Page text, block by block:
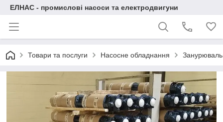
ЕЛНАС - промислові насоси та електродвигуни
Товари та послуги Насосне обладнання